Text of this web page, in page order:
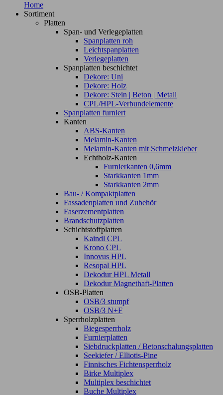
Home
Sortiment
Platten
Span- und Verlegeplatten
Spanplatten roh
Leichtspanplatten
Verlegeplatten
Spanplatten beschichtet
Dekore: Uni
Dekore: Holz
Dekore: Stein | Beton | Metall
CPL/HPL-Verbundelemente
Spanplatten furniert
Kanten
ABS-Kanten
Melamin-Kanten
Melamin-Kanten mit Schmelzkleber
Echtholz-Kanten
Furnierkanten 0,6mm
Starkkanten 1mm
Starkkanten 2mm
Bau- / Kompaktplatten
Fassadenplatten und Zubehör
Faserzementplatten
Brandschutzplatten
Schichtstoffplatten
Kaindl CPL
Krono CPL
Innovus HPL
Resopal HPL
Dekodur HPL Metall
Dekodur Magnethaft-Platten
OSB-Platten
OSB/3 stumpf
OSB/3 N+F
Sperrholzplatten
Biegesperrholz
Furnierplatten
Siebdruckplatten / Betonschalungsplatten
Seekiefer / Elliotis-Pine
Finnisches Fichtensperrholz
Birke Multiplex
Multiplex beschichtet
Buche Multiplex